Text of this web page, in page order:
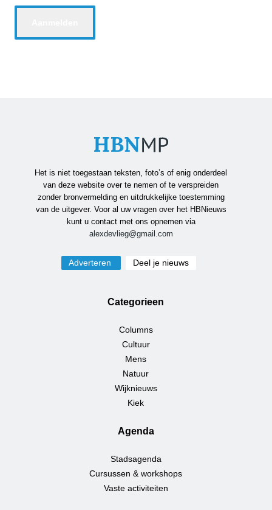
Het is niet toegestaan teksten, foto’s of enig onderdeel
van deze website over te nemen of te verspreiden
zonder bronvermelding en uitdrukkelijke toestemming
van de uitgever. Voor al uw vragen over het HBNieuws
kunt u contact met ons opnemen via
alexdevlieg@gmail.com
Adverteren Deel je nieuws
Categorieen
Columns
Cultuur
Mens
Natuur
Wijknieuws
Kiek
Agenda
Stadsagenda
Cursussen & workshops
Vaste activiteiten